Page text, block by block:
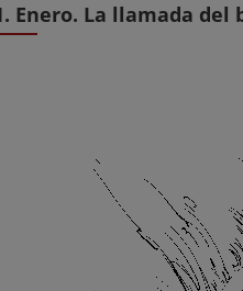
Enero. La llamada